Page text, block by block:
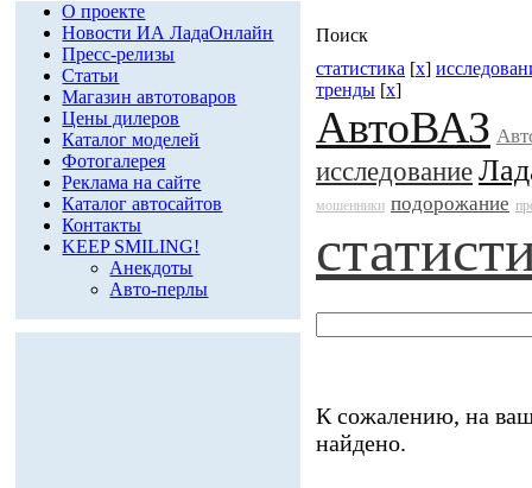
О проекте
Новости ИА ЛадаОнлайн
Пресс-релизы
Статьи
Магазин автотоваров
Цены дилеров
Каталог моделей
Фотогалерея
Реклама на сайте
Каталог автосайтов
Контакты
KEEP SMILING!
Анекдоты
Авто-перлы
Поиск
статистика [x]
тренды [x]
АвтоВАЗ
исследование
мошенники подорожание
К сожалению, на
найдено.